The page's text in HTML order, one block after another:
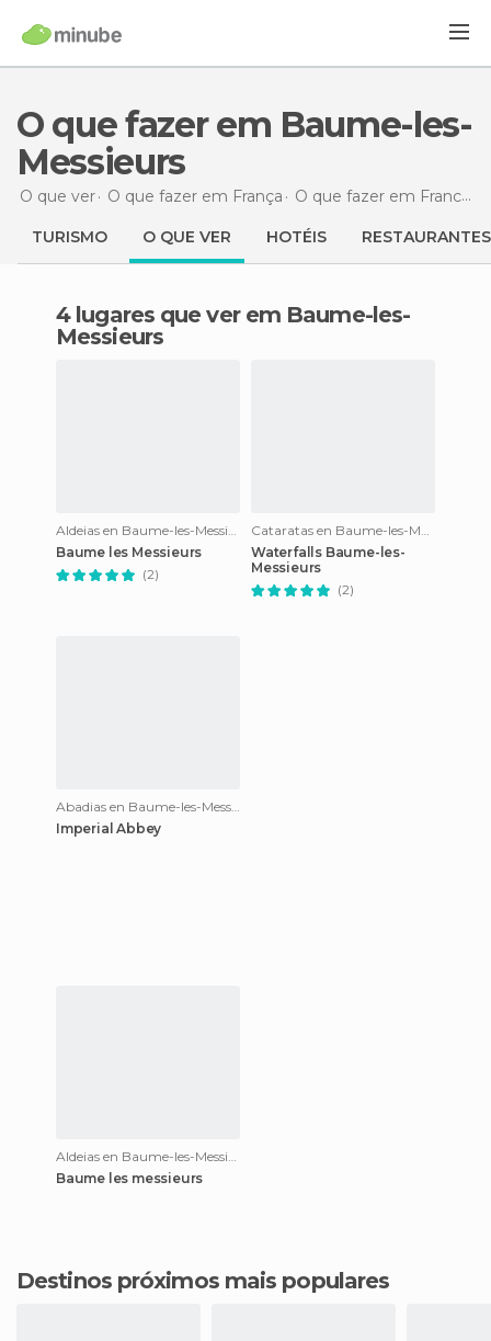
O que fazer em Baume-les-
Messieurs
O que ver O que fazer em França O que fazer em Franco-Condado
TURISMO O QUE VER HOTÉIS RESTAURANTES
4 lugares que ver em Baume-les-
Messieurs
Aldeias en Baume-les-Messieurs
Baume les Messieurs
(2)
Cataratas en Baume-les-Messieurs
Waterfalls Baume-les-
Messieurs
(2)
Abadias en Baume-les-Messieurs
Imperial Abbey
Aldeias en Baume-les-Messieurs
Baume les messieurs
Destinos próximos mais populares